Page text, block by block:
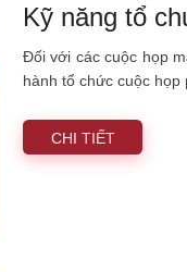
Kỹ năng tổ
Đối với các cuộc họp
hành tổ chức cuộc họp
CHI TIẾT